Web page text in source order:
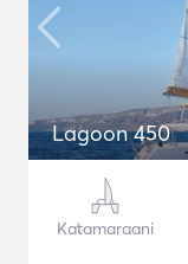
Lagoon 450
Katamaraani